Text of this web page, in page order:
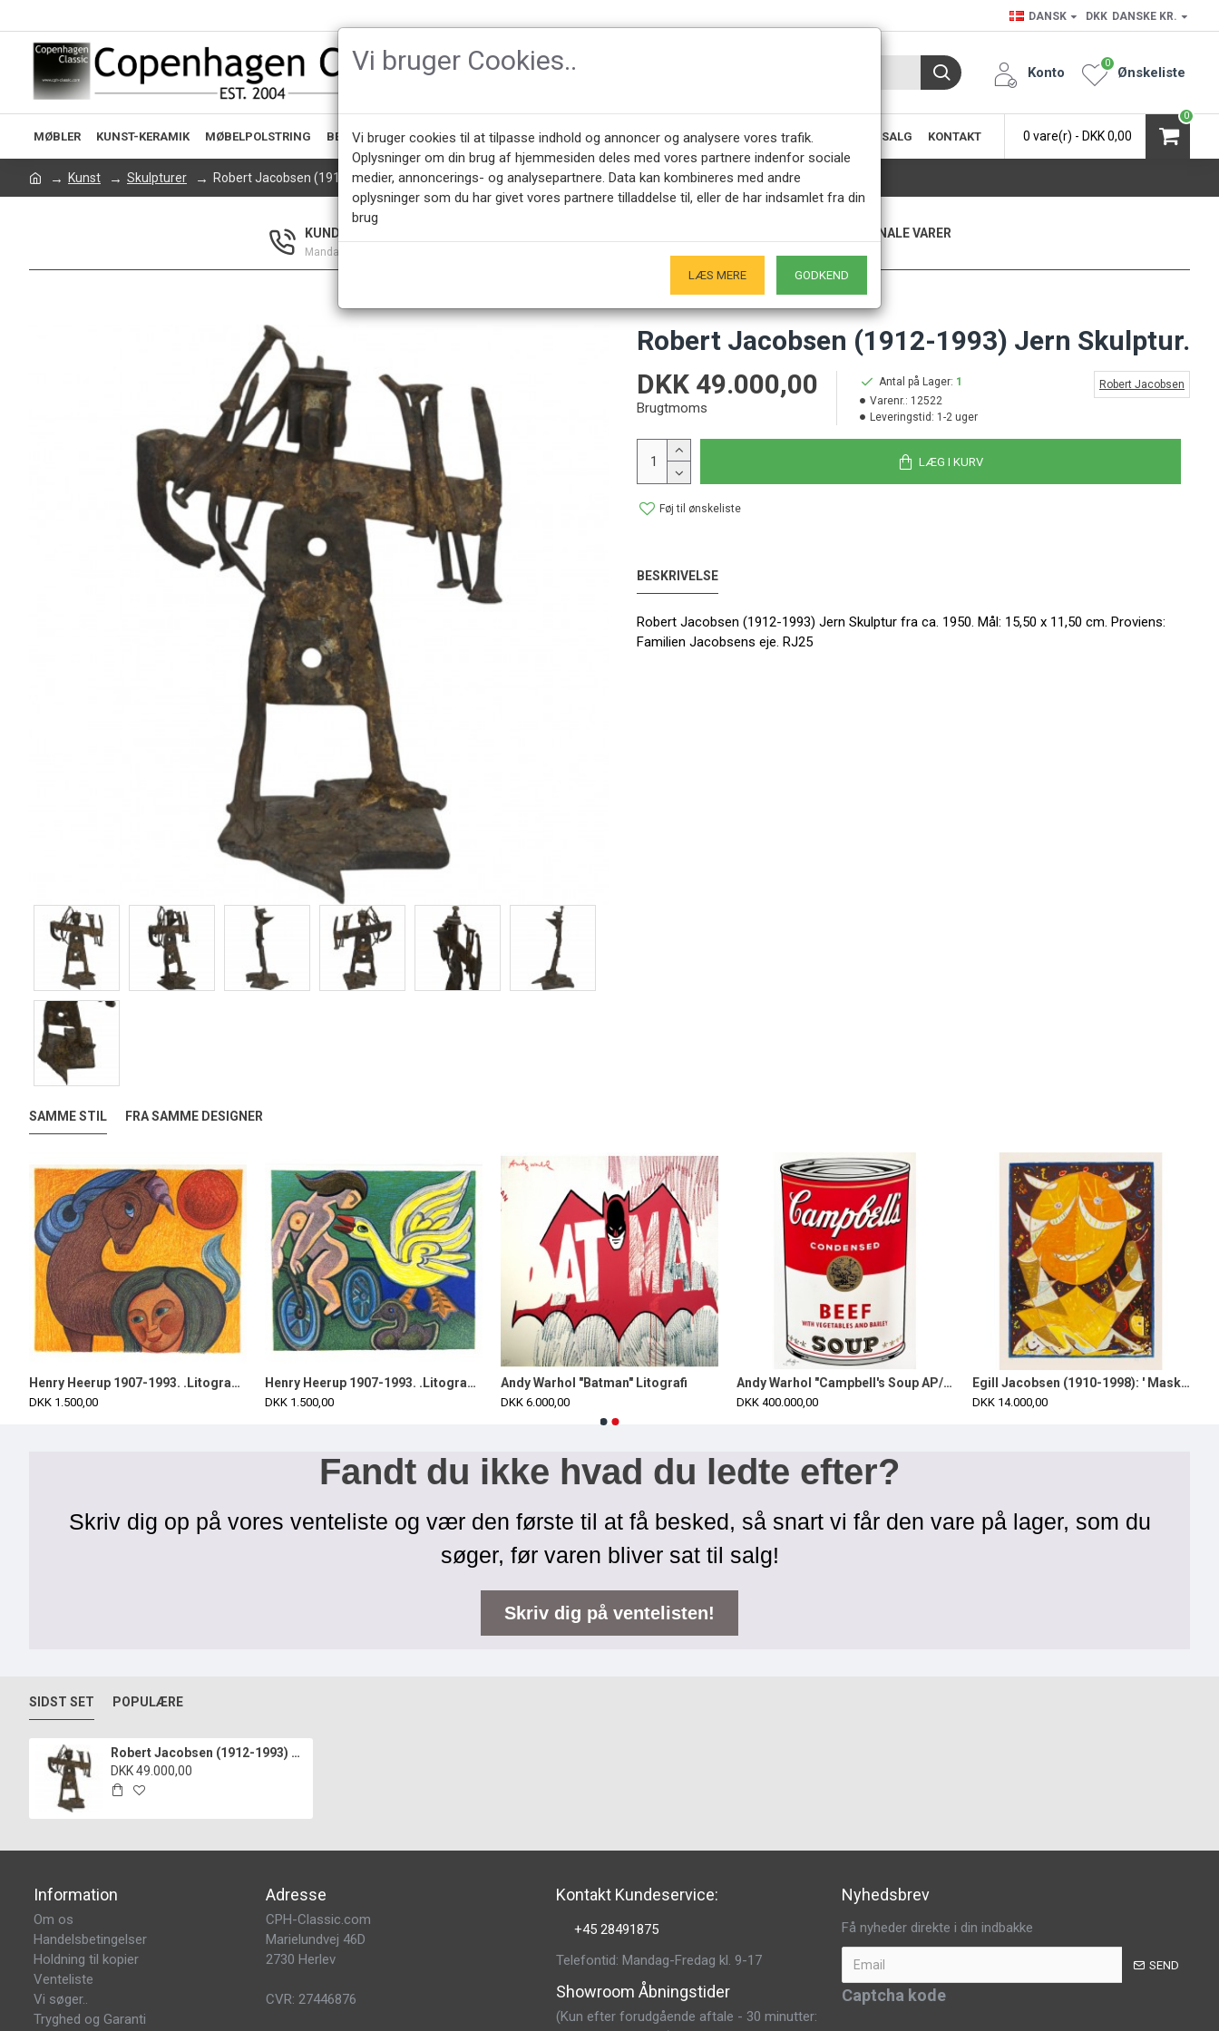
DANSK DKK DANSKE KR.
Konto Ønskeliste
0
MØBLER KUNST-KERAMIK MØBELPOLSTRING BELYSNING TILBEHØR DESIGNER NYHEDER OM CPH-CLASSIC KØB & SALG KONTAKT 0 vare(r) - DKK 0,00
0
Kunst Skulpturer Robert Jacobsen (1912-1993) Jern Skulptur.
KUNDESERVICE +45 28491875
Mandag - Fredag 9.00 - 17.00
KUN ORIGINALE VARER
Robert Jacobsen (1912-1993) Jern Skulptur.
DKK 49.000,00
Brugtmoms
Antal på Lager: 1
Varenr.: 12522
Leveringstid: 1-2 uger
Robert Jacobsen
LÆG I KURV
Føj til ønskeliste
BESKRIVELSE
Robert Jacobsen (1912-1993) Jern Skulptur fra ca. 1950. Mål: 15,50 x 11,50 cm. Proviens:
Familien Jacobsens eje. RJ25
SAMME STIL FRA SAMME DESIGNER
Henry Heerup 1907-1993. .Litografi i farver.
DKK 1.500,00
Henry Heerup 1907-1993. .Litografi i farver.
DKK 1.500,00
Andy Warhol "Batman" Litografi
DKK 6.000,00
Andy Warhol "Campbell's Soup AP/XX 10 stk.
DKK 400.000,00
Egill Jacobsen (1910-1998): ' Maskefigur'.Litografi i farver.
DKK 14.000,00
Fandt du ikke hvad du ledte efter?
Skriv dig op på vores venteliste og vær den første til at få besked, så snart vi får den vare på lager, som du
søger, før varen bliver sat til salg!
Skriv dig på ventelisten!
SIDST SET POPULÆRE
Robert Jacobsen (1912-1993) Jern Skulptur.
DKK 49.000,00
Information
Om os
Handelsbetingelser
Holdning til kopier
Venteliste
Vi søger..
Tryghed og Garanti
Adresse
CPH-Classic.com
Marielundvej 46D
2730 Herlev
CVR: 27446876
Kontakt Kundeservice:
+45 28491875
Telefontid: Mandag-Fredag kl. 9-17
Showroom Åbningstider
(Kun efter forudgående aftale - 30 minutter:
Nyhedsbrev
Få nyheder direkte i din indbakke
SEND
Captcha kode
Vi bruger Cookies..
Vi bruger cookies til at tilpasse indhold og annoncer og analysere vores trafik.
Oplysninger om din brug af hjemmesiden deles med vores partnere indenfor sociale
medier, annoncerings- og analysepartnere. Data kan kombineres med andre
oplysninger som du har givet vores partnere tilladdelse til, eller de har indsamlet fra din
brug
LÆS MERE GODKEND